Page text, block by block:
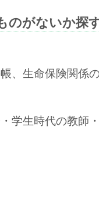
のがないか探
、生命保険関係
学生時代の教師